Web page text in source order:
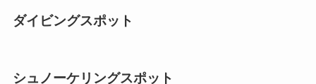
ダイビングスポット
シュノーケリングスポット